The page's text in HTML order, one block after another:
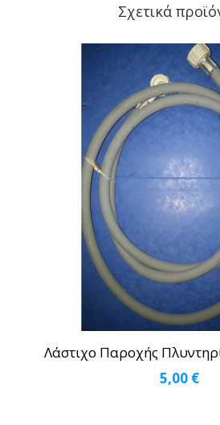
Σχετικά
Λάστιχο Παροχής
5,00 €